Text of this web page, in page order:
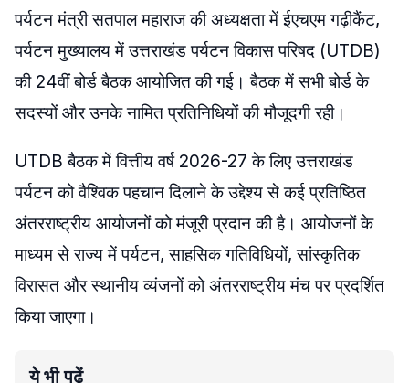
पर्यटन मंत्री सतपाल महाराज की अध्यक्षता में ईएचएम गढ़ीकैंट,
पर्यटन मुख्यालय में उत्तराखंड पर्यटन विकास परिषद (UTDB)
की 24वीं बोर्ड बैठक आयोजित की गई। बैठक में सभी बोर्ड के
सदस्यों और उनके नामित प्रतिनिधियों की मौजूदगी रही।
UTDB बैठक में वित्तीय वर्ष 2026-27 के लिए उत्तराखंड
पर्यटन को वैश्विक पहचान दिलाने के उद्देश्य से कई प्रतिष्ठित
अंतरराष्ट्रीय आयोजनों को मंजूरी प्रदान की है। आयोजनों के
माध्यम से राज्य में पर्यटन, साहसिक गतिविधियों, सांस्कृतिक
विरासत और स्थानीय व्यंजनों को अंतरराष्ट्रीय मंच पर प्रदर्शित
किया जाएगा।
ये भी पढ़ें